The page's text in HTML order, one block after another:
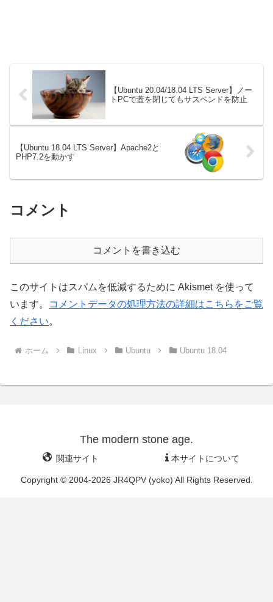
【Ubuntu 20.04/18.04 LTS Server】ノー
トPCで蓋を閉じてもサスペンドを防止
【Ubuntu 18.04 LTS Server】Apache2と
PHP7.2を動かす
コメント
コメントを書き込む
このサイトはスパムを低減するために Akismet を使って
います。
コメントデータの処理方法の詳細はこちらをご覧
ください。
ホーム Linux Ubuntu Ubuntu 18.04
The modern stone age.
関連サイト 本サイトについて
Copyright © 2004-2026 JR4QPV (yoko) All Rights Reserved.